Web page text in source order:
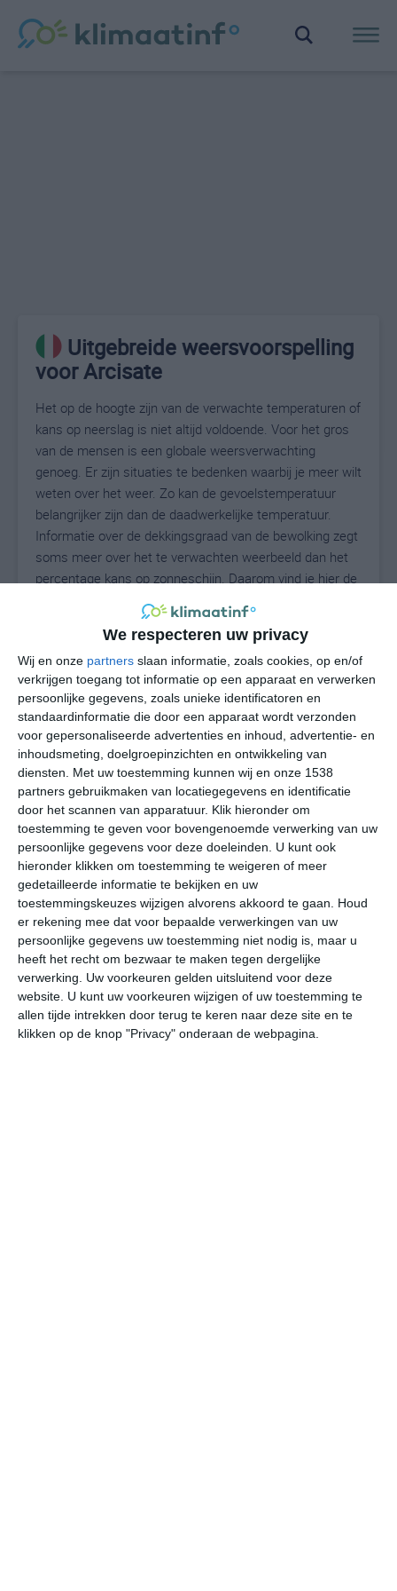
We respecteren uw privacy
Wij en onze partners slaan informatie, zoals cookies, op en/of
verkrijgen toegang tot informatie op een apparaat en verwerken
persoonlijke gegevens, zoals unieke identificatoren en
standaardinformatie die door een apparaat wordt verzonden
voor gepersonaliseerde advertenties en inhoud, advertentie- en
inhoudsmeting, doelgroepinzichten en ontwikkeling van
diensten.
Met uw toestemming kunnen wij en onze 1538
partners gebruikmaken van locatiegegevens en identificatie
door het scannen van apparatuur. Klik hieronder om
toestemming te geven voor bovengenoemde verwerking van uw
persoonlijke gegevens voor deze doeleinden. U kunt ook
hieronder klikken om toestemming te weigeren of meer
gedetailleerde informatie te bekijken en uw
toestemmingskeuzes wijzigen alvorens akkoord te gaan.
Houd
er rekening mee dat voor bepaalde verwerkingen van uw
persoonlijke gegevens uw toestemming niet nodig is, maar u
heeft het recht om bezwaar te maken tegen dergelijke
verwerking. Uw voorkeuren gelden uitsluitend voor deze
website. U kunt uw voorkeuren wijzigen of uw toestemming te
allen tijde intrekken door terug te keren naar deze site en te
klikken op de knop "Privacy" onderaan de webpagina.
Uitgebreide weersvoorspelling
voor Arcisate
Het op de hoogte zijn van de verwachte temperaturen of
kans op neerslag is niet altijd voldoende. Voor het gros
van de mensen is een globale weersverwachting
genoeg. Er zijn situaties te bedenken waarbij je meer wilt
weten over het weer. Zo kan de gevoelstemperatuur
belangrijker zijn dan de daadwerkelijke temperatuur.
Informatie over de dekkingsgraad van de bewolking zegt
soms meer over het te verwachten weerbeeld dan het
percentage kans op zonneschijn. Daarom vind je hier de
uitgebreide weersvoorspelling voor Arcisate.
26°C
za
30°
zo ma
32° 21°
di
32° 22°
28°C 24°C 22°C
20:00 23:00 02:00 05:00 08:00
20:00 23:00 02:00 05:00 08:00